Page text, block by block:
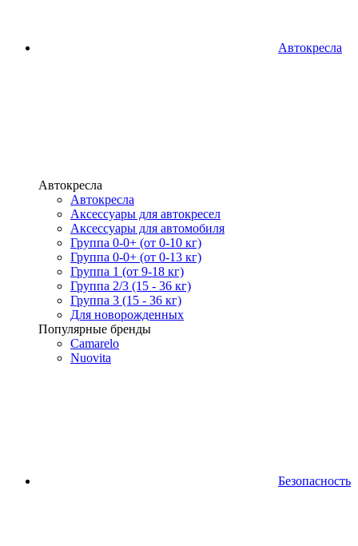
Автокресла
Автокресла
Автокресла
Аксессуары для автокресел
Аксессуары для автомобиля
Группа 0-0+ (от 0-10 кг)
Группа 0-0+ (от 0-13 кг)
Группа 1 (от 9-18 кг)
Группа 2/3 (15 - 36 кг)
Группа 3 (15 - 36 кг)
Для новорожденных
Популярные бренды
Camarelo
Nuovita
Безопасность